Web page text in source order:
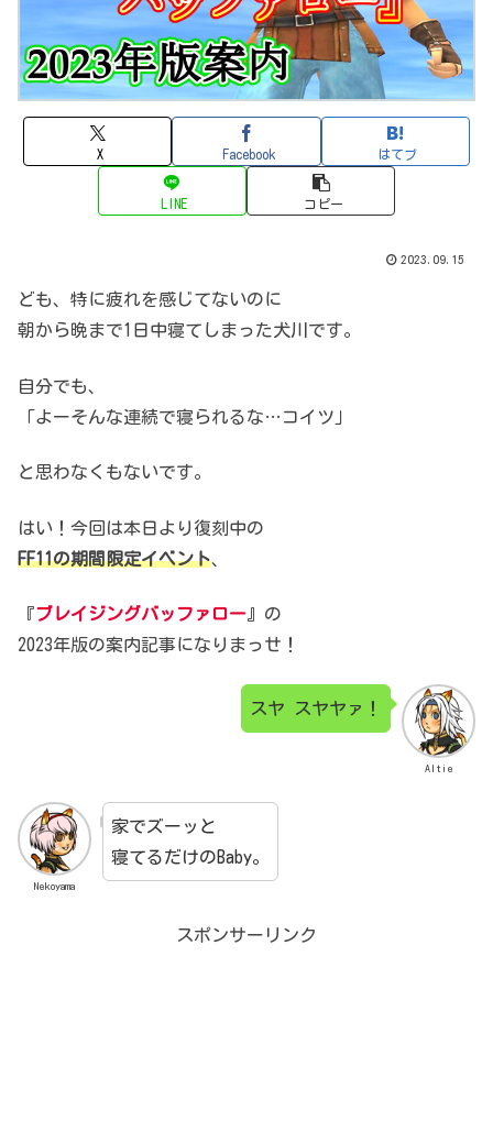
X Facebook はてブ
LINE コピー
2023.09.15
ども、特に疲れを感じてないのに
朝から晩まで1日中寝てしまった犬川です。
自分でも、
「よーそんな連続で寝られるな…コイツ」
と思わなくもないです。
はい！今回は本日より復刻中の
FF11の期間限定イベント、
『ブレイジングバッファロー 』の
2023年版の案内記事になりまっせ！
Altie
スヤ スヤヤァ！
Nekoyama
家でズーッと
寝てるだけのBaby。
スポンサーリンク